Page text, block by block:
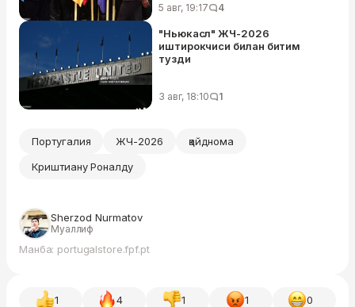
5 авг, 19:17 4
"Ньюкасл" ЖЧ-2026
иштирокчиси билан битим
тузди
3 авг, 18:10 1
Португалия ЖЧ-2026
қайднома
Криштиану Роналду
Sherzod Nurmatov
Муаллиф
Манба: portugalstore.fpf.pt
1 4 1 1 0